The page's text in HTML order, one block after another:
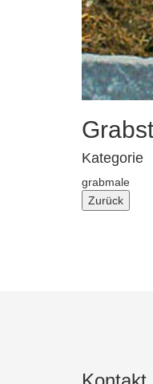
Kategorie
grabmale